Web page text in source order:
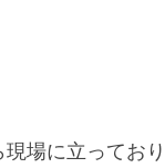
現場に立ってお